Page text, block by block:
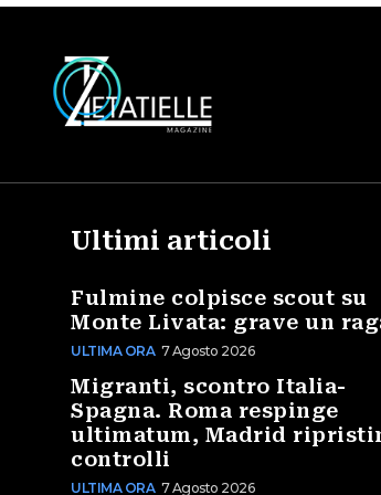
Ultimi articoli
Fulmine colpisce scout su
Monte Livata: grave un
ULTIMA ORA 7 Agosto 2026
Migranti, scontro Italia-
Spagna. Roma respinge
ultimatum, Madrid
controlli
ULTIMA ORA 7 Agosto 2026